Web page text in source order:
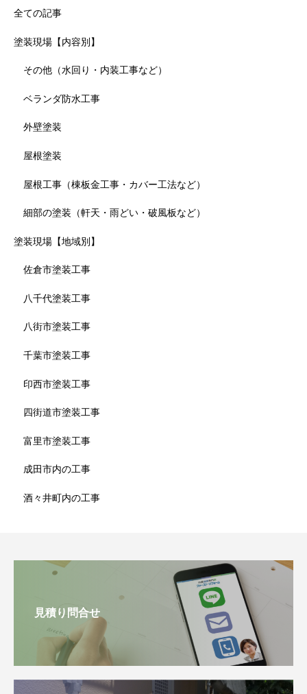
全ての記事
塗装現場【内容別】
その他（水回り・内装工事など）
ベランダ防水工事
外壁塗装
屋根塗装
屋根工事（棟板金工事・カバー工法など）
細部の塗装（軒天・雨どい・破風板など）
塗装現場【地域別】
佐倉市塗装工事
八千代塗装工事
八街市塗装工事
千葉市塗装工事
印西市塗装工事
四街道市塗装工事
富里市塗装工事
成田市内の工事
酒々井町内の工事
見積り問合せ